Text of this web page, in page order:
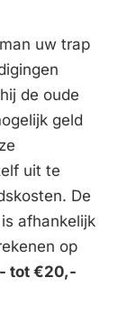
uw trap
de oude
geld
uit te
De
afhankelijk
op
tot €20,-